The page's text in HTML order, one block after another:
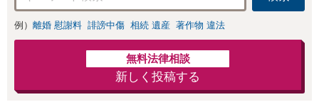
例） 離婚 慰謝料 誹謗中傷 相続 遺産 著作物 違法
無料法律相談
新しく投稿する